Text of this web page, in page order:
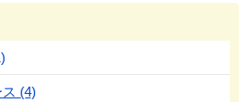
(4)